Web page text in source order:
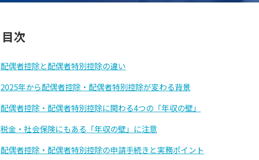
目次
配偶者控除と配偶者特別控除の違い
2025年から配偶者控除・配偶者特別控除が変わる背景
配偶者控除・配偶者特別控除に関わる4つの「年収の壁」
税金・社会保険にもある「年収の壁」に注意
配偶者控除・配偶者特別控除の申請手続きと実務ポイント